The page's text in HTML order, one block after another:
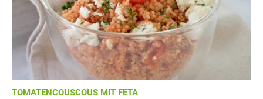
TOMATENCOUSCOUS MIT FETA